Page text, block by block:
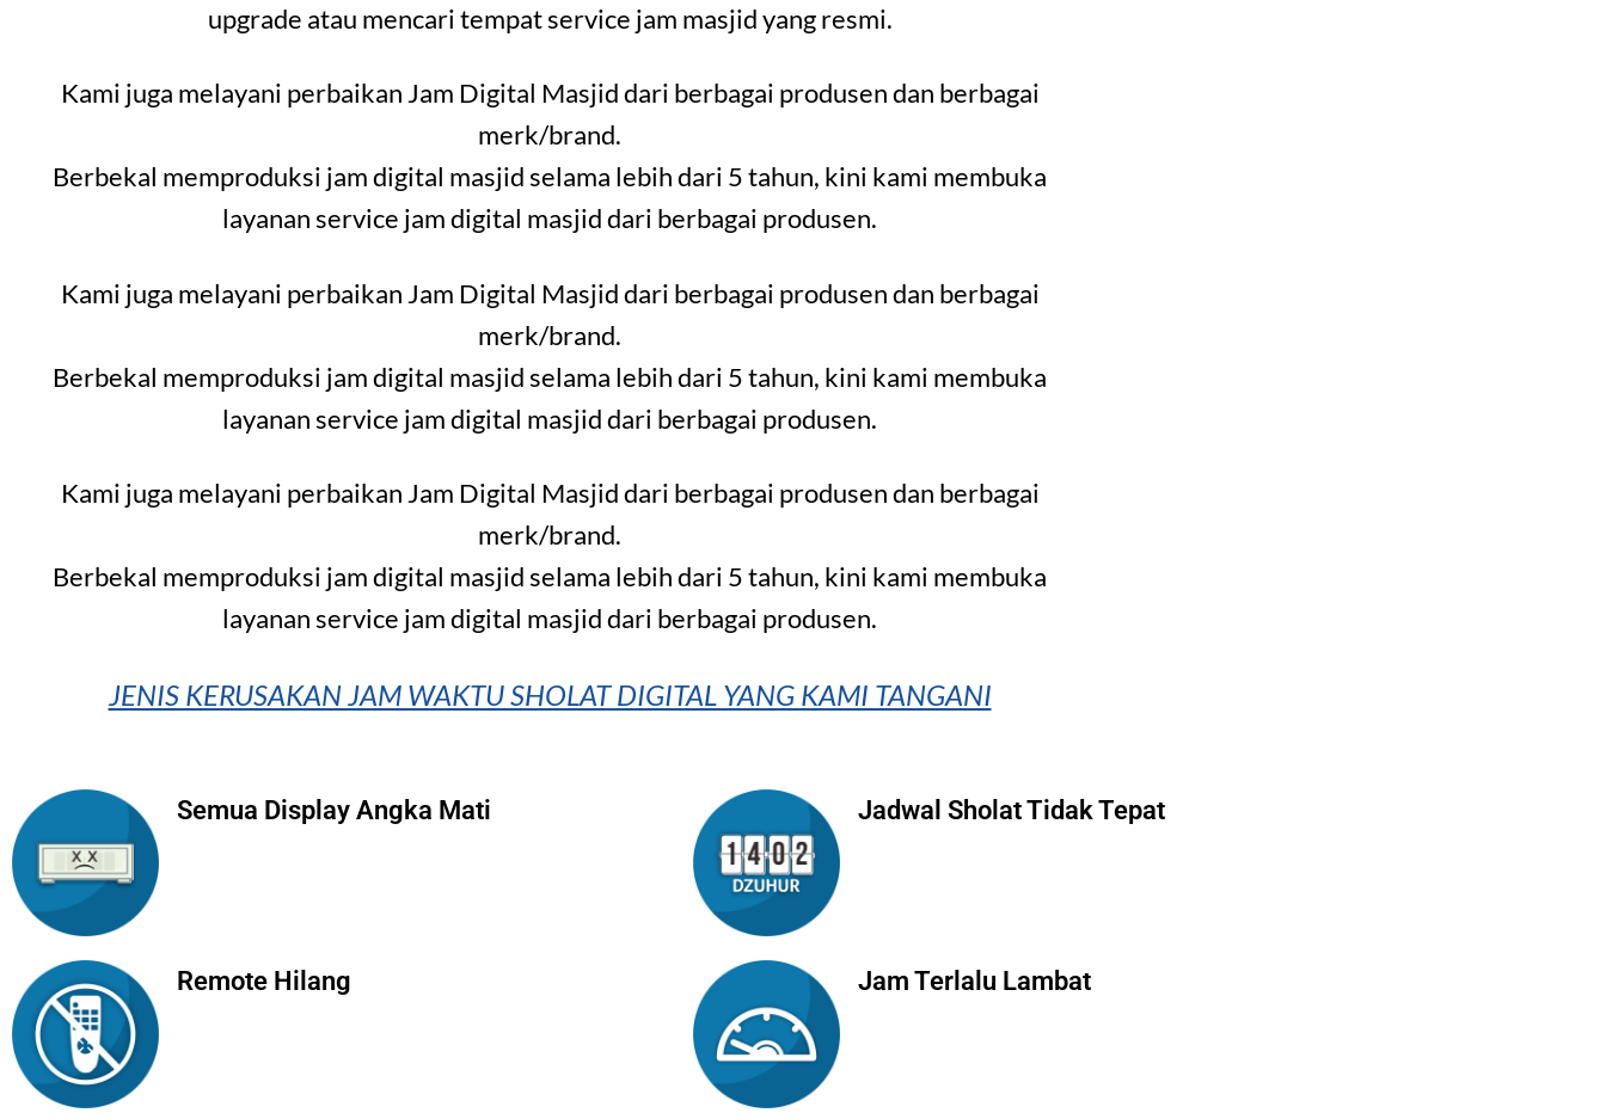
upgrade atau mencari tempat service jam masjid yang resmi.
Kami juga melayani perbaikan Jam Digital Masjid dari berbagai produsen dan berbagai
merk/brand.
Berbekal memproduksi jam digital masjid selama lebih dari 5 tahun, kini kami membuka
layanan service jam digital masjid dari berbagai produsen.
Kami juga melayani perbaikan Jam Digital Masjid dari berbagai produsen dan berbagai
merk/brand.
Berbekal memproduksi jam digital masjid selama lebih dari 5 tahun, kini kami membuka
layanan service jam digital masjid dari berbagai produsen.
Kami juga melayani perbaikan Jam Digital Masjid dari berbagai produsen dan berbagai
merk/brand.
Berbekal memproduksi jam digital masjid selama lebih dari 5 tahun, kini kami membuka
layanan service jam digital masjid dari berbagai produsen.
JENIS KERUSAKAN JAM WAKTU SHOLAT DIGITAL YANG KAMI TANGANI
Semua Display Angka Mati Jadwal Sholat Tidak Tepat
Remote Hilang Jam Terlalu Lambat